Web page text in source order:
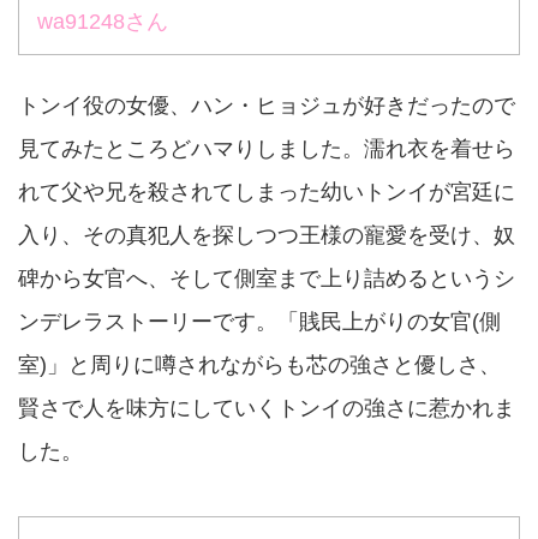
wa91248さん
トンイ役の女優、ハン・ヒョジュが好きだったので
見てみたところどハマりしました。濡れ衣を着せら
れて父や兄を殺されてしまった幼いトンイが宮廷に
入り、その真犯人を探しつつ王様の寵愛を受け、奴
碑から女官へ、そして側室まで上り詰めるというシ
ンデレラストーリーです。「賎民上がりの女官(側
室)」と周りに噂されながらも芯の強さと優しさ、
賢さで人を味方にしていくトンイの強さに惹かれま
した。